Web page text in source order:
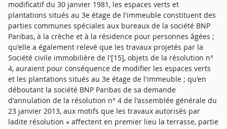
modificatif du 30 janvier 1981, les espaces verts et
plantations situés au 3e étage de l'immeuble constituent des
parties communes spéciales aux bureaux de la société BNP
Paribas, à la crèche et à la résidence pour personnes âgées ;
qu'elle a également relevé que les travaux projetés par la
Société civile immobilière de l'[15], objets de la résolution n°
4, auraient pour conséquence de modifier les espaces verts
et les plantations situés au 3e étage de l'immeuble ; qu'en
déboutant la société BNP Paribas de sa demande
d'annulation de la résolution n° 4 de l'assemblée générale du
23 janvier 2013, aux motifs que les travaux autorisés par
ladite résolution « affectent en premier lieu la terrasse, partie